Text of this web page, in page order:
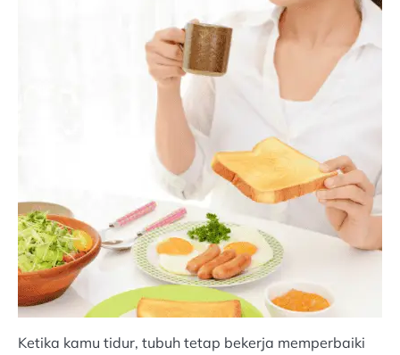
Ketika kamu tidur, tubuh tetap bekerja memperbaiki